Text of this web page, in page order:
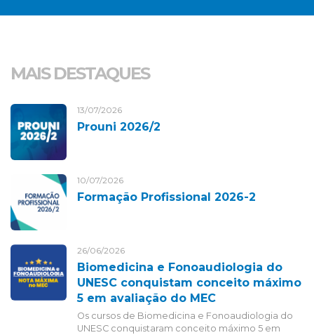
MAIS DESTAQUES
13/07/2026
Prouni 2026/2
10/07/2026
Formação Profissional 2026-2
26/06/2026
Biomedicina e Fonoaudiologia do
UNESC conquistam conceito máximo
5 em avaliação do MEC
Os cursos de Biomedicina e Fonoaudiologia do
UNESC conquistaram conceito máximo 5 em